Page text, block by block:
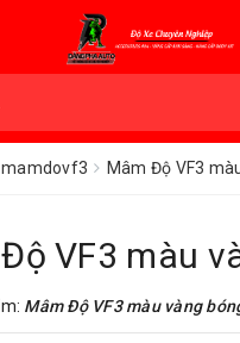
mamdovf3 Mâm Độ VF3
VF3 màu
Mâm Độ VF3 màu vàng